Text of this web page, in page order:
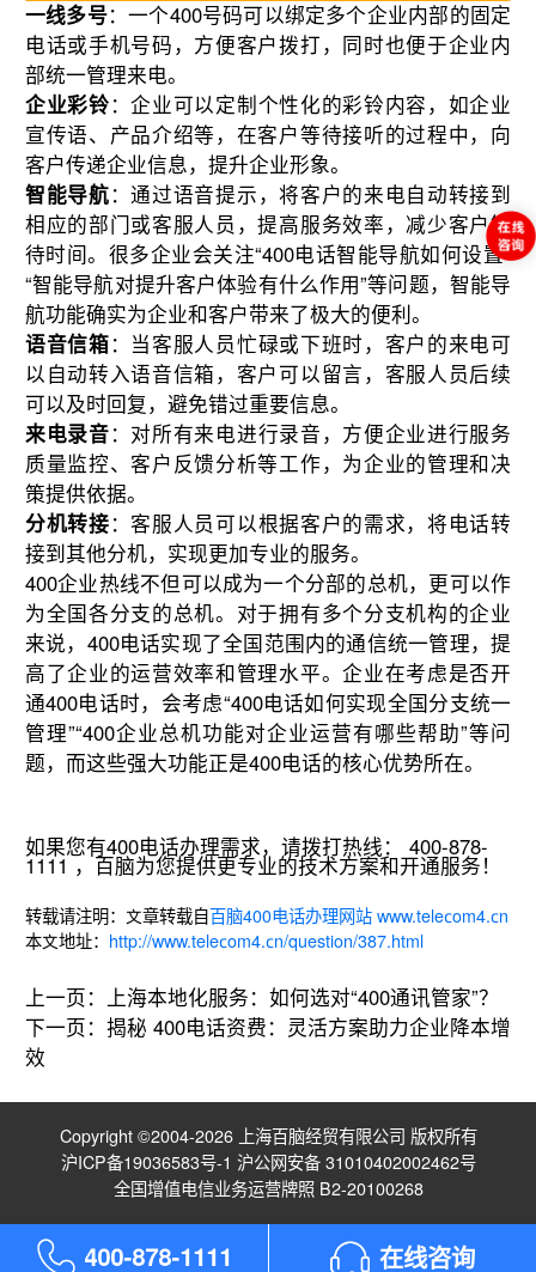
一线多号：一个400号码可以绑定多个企业内部的固定
电话或手机号码，方便客户拨打，同时也便于企业内
部统一管理来电。
企业彩铃：企业可以定制个性化的彩铃内容，如企业
宣传语、产品介绍等，在客户等待接听的过程中，向
客户传递企业信息，提升企业形象。
智能导航：通过语音提示，将客户的来电自动转接到
相应的部门或客服人员，提高服务效率，减少客户等
待时间。很多企业会关注“400电话智能导航如何设置”
“智能导航对提升客户体验有什么作用”等问题，智能导
航功能确实为企业和客户带来了极大的便利。
语音信箱：当客服人员忙碌或下班时，客户的来电可
以自动转入语音信箱，客户可以留言，客服人员后续
可以及时回复，避免错过重要信息。
来电录音：对所有来电进行录音，方便企业进行服务
质量监控、客户反馈分析等工作，为企业的管理和决
策提供依据。
分机转接：客服人员可以根据客户的需求，将电话转
接到其他分机，实现更加专业的服务。
400企业热线不但可以成为一个分部的总机，更可以作
为全国各分支的总机。对于拥有多个分支机构的企业
来说，400电话实现了全国范围内的通信统一管理，提
高了企业的运营效率和管理水平。企业在考虑是否开
通400电话时，会考虑“400电话如何实现全国分支统一
管理”“400企业总机功能对企业运营有哪些帮助”等问
题，而这些强大功能正是400电话的核心优势所在。
如果您有400电话办理需求，请拨打热线： 400-878-
1111 ，百脑为您提供更专业的技术方案和开通服务！
转载请注明：文章转载自百脑400电话办理网站 www.telecom4.cn
本文地址： http://www.telecom4.cn/question/387.html
上一页： 上海本地化服务：如何选对“400通讯管家”？
下一页： 揭秘 400电话资费：灵活方案助力企业降本增
效
Copyright ©2004-2026 上海百脑经贸有限公司 版权所有
沪ICP备19036583号-1 沪公网安备 31010402002462号
全国增值电信业务运营牌照 B2-20100268
400-878-1111 在线咨询